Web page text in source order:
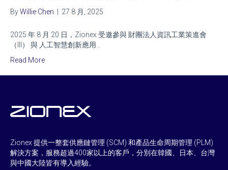
ByWillie Chen 27 8 月, 2025
2025 年 8 月 20 日，Zionex 受邀參與 財團法人資訊工業策進會
（III） 與 人工智慧創新應用…
Read More
Zionex 提供一整套供應鏈管理 (SCM) 和產品生命周期管理 (PLM)
解決方案，服務超過400家以上的客戶，分別在韓國、日本、台灣
與中國大陸皆有導入經驗。